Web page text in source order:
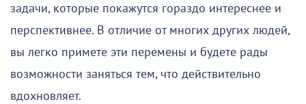
задачи, которые покажутся гораздо интереснее и
перспективнее. В отличие от многих других людей,
вы легко примете эти перемены и будете рады
возможности заняться тем, что действительно
вдохновляет.